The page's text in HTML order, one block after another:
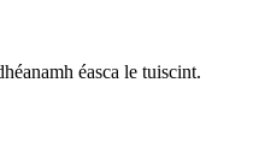
éasca le tuiscint.